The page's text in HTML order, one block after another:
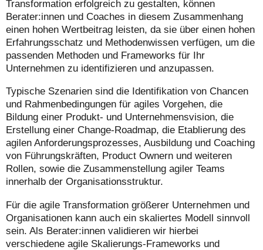
Transformation erfolgreich zu gestalten, können
Berater:innen und Coaches in diesem Zusammenhang
einen hohen Wertbeitrag leisten, da sie über einen hohen
Erfahrungsschatz und Methodenwissen verfügen, um die
passenden Methoden und Frameworks für Ihr
Unternehmen zu identifizieren und anzupassen.
Typische Szenarien sind die Identifikation von Chancen
und Rahmenbedingungen für agiles Vorgehen, die
Bildung einer Produkt- und Unternehmensvision, die
Erstellung einer Change-Roadmap, die Etablierung des
agilen Anforderungsprozesses, Ausbildung und Coaching
von Führungskräften, Product Ownern und weiteren
Rollen, sowie die Zusammenstellung agiler Teams
innerhalb der Organisationsstruktur.
Für die agile Transformation größerer Unternehmen und
Organisationen kann auch ein skaliertes Modell sinnvoll
sein. Als Berater:innen validieren wir hierbei
verschiedene agile Skalierungs-Frameworks und